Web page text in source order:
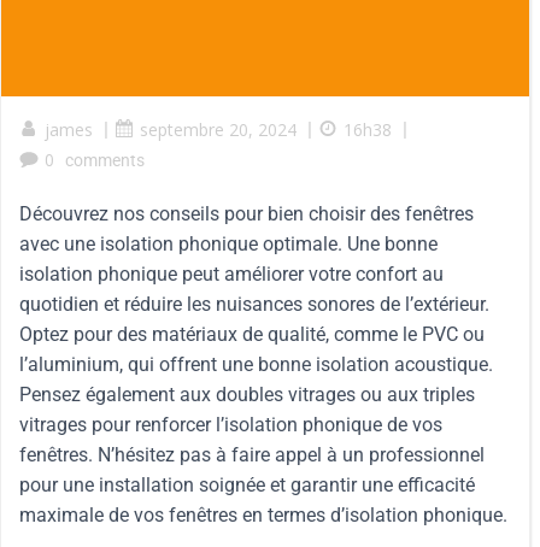
james | septembre 20, 2024 | 16h38 |
0
comments
Découvrez nos conseils pour bien choisir des fenêtres
avec une isolation phonique optimale. Une bonne
isolation phonique peut améliorer votre confort au
quotidien et réduire les nuisances sonores de l’extérieur.
Optez pour des matériaux de qualité, comme le PVC ou
l’aluminium, qui offrent une bonne isolation acoustique.
Pensez également aux doubles vitrages ou aux triples
vitrages pour renforcer l’isolation phonique de vos
fenêtres. N’hésitez pas à faire appel à un professionnel
pour une installation soignée et garantir une efficacité
maximale de vos fenêtres en termes d’isolation phonique.